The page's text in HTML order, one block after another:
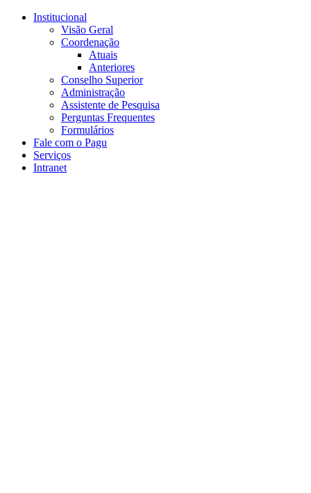
Conteúdo principal
Institucional
Visão Geral
Coordenação
Atuais
Anteriores
Conselho Superior
Administração
Assistente de Pesquisa
Perguntas Frequentes
Formulários
Fale com o Pagu
Serviços
Intranet